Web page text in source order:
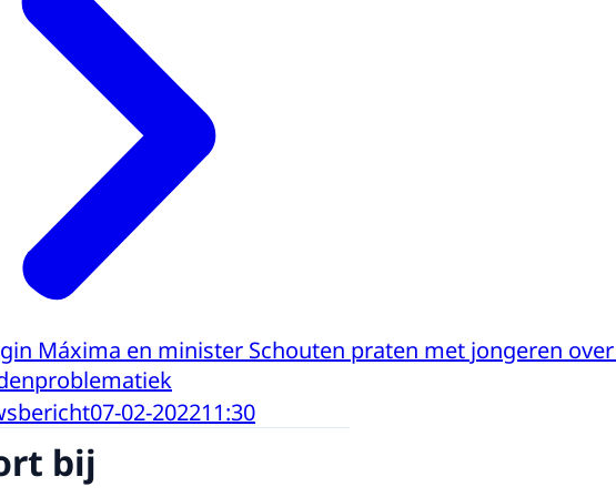
Máxima en minister Schouten praten met jongeren
07-02-202211:30
bij